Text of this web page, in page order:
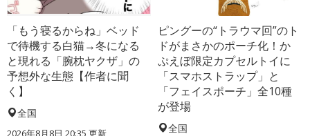
「もう寝るからね」ベッド
で待機する白猫→冬になる
と現れる「腕枕ヤクザ」の
予想外な生態【作者に聞
く】
全国
2026年8月8日 20:35 更新
ピングーの“トラウマ回”のト
ドがまさかのポーチ化！か
ぷえぼ限定カプセルトイに
「スマホストラップ」と
「フェイスポーチ」全10種
が登場
全国